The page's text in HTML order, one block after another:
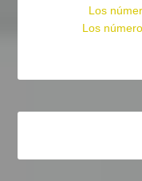
Los
Los